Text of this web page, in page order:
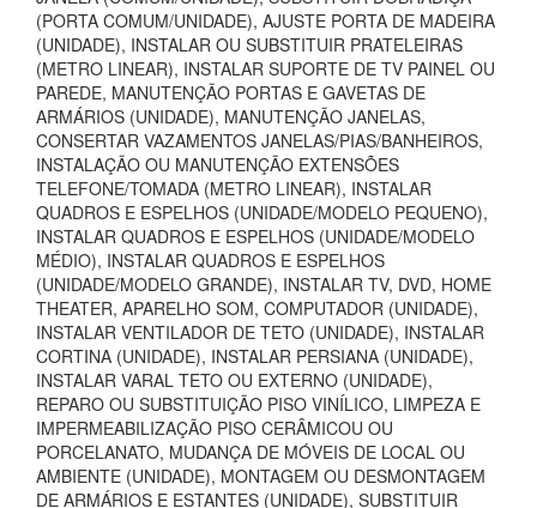
(PORTA COMUM/UNIDADE), AJUSTE PORTA DE MADEIRA
(UNIDADE), INSTALAR OU SUBSTITUIR PRATELEIRAS
(METRO LINEAR), INSTALAR SUPORTE DE TV PAINEL OU
PAREDE, MANUTENÇÃO PORTAS E GAVETAS DE
ARMÁRIOS (UNIDADE), MANUTENÇÃO JANELAS,
CONSERTAR VAZAMENTOS JANELAS/PIAS/BANHEIROS,
INSTALAÇÃO OU MANUTENÇÃO EXTENSÕES
TELEFONE/TOMADA (METRO LINEAR), INSTALAR
QUADROS E ESPELHOS (UNIDADE/MODELO PEQUENO),
INSTALAR QUADROS E ESPELHOS (UNIDADE/MODELO
MÉDIO), INSTALAR QUADROS E ESPELHOS
(UNIDADE/MODELO GRANDE), INSTALAR TV, DVD, HOME
THEATER, APARELHO SOM, COMPUTADOR (UNIDADE),
INSTALAR VENTILADOR DE TETO (UNIDADE), INSTALAR
CORTINA (UNIDADE), INSTALAR PERSIANA (UNIDADE),
INSTALAR VARAL TETO OU EXTERNO (UNIDADE),
REPARO OU SUBSTITUIÇÃO PISO VINÍLICO, LIMPEZA E
IMPERMEABILIZAÇÃO PISO CERÂMICOU OU
PORCELANATO, MUDANÇA DE MÓVEIS DE LOCAL OU
AMBIENTE (UNIDADE), MONTAGEM OU DESMONTAGEM
DE ARMÁRIOS E ESTANTES (UNIDADE), SUBSTITUIR